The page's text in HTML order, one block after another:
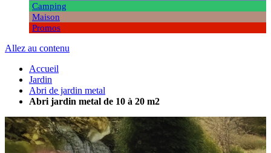
Camping
Maison
Promos
Allez au contenu
Accueil
Jardin
Abri de jardin metal
Abri jardin metal de 10 à 20 m2